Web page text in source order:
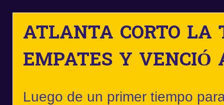
ATLANTA CORTO LA
EMPATES Y VENCIÓ
Luego de un primer tiempo